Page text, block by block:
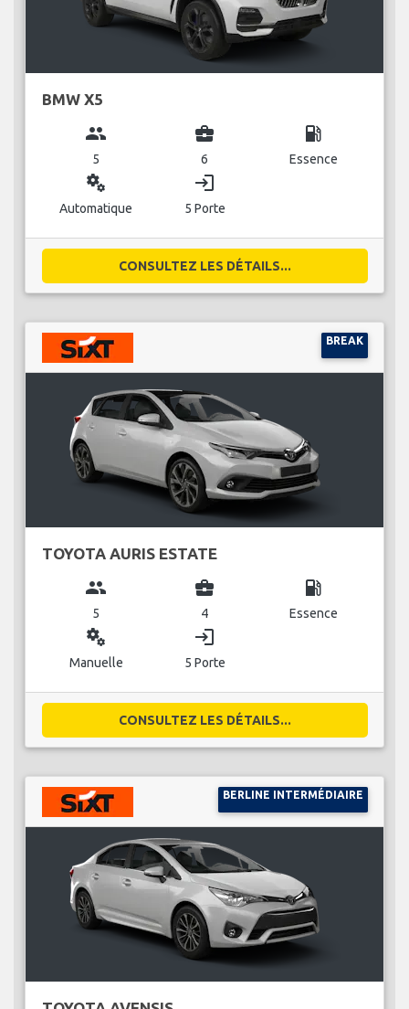
BMW X5
group
5
business_center
6
local_gas_station
Essence
miscellaneous_services
Automatique
login
5 Porte
CONSULTEZ LES DÉTAILS...
BREAK
TOYOTA AURIS ESTATE
group
5
business_center
4
local_gas_station
Essence
miscellaneous_services
Manuelle
login
5 Porte
CONSULTEZ LES DÉTAILS...
BERLINE INTERMÉDIAIRE